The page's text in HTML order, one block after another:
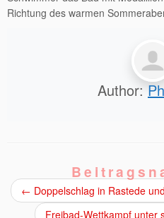
Richtung des warmen
Author:
← Doppelschlag in Rastede
Freibad-Wettkampf unter